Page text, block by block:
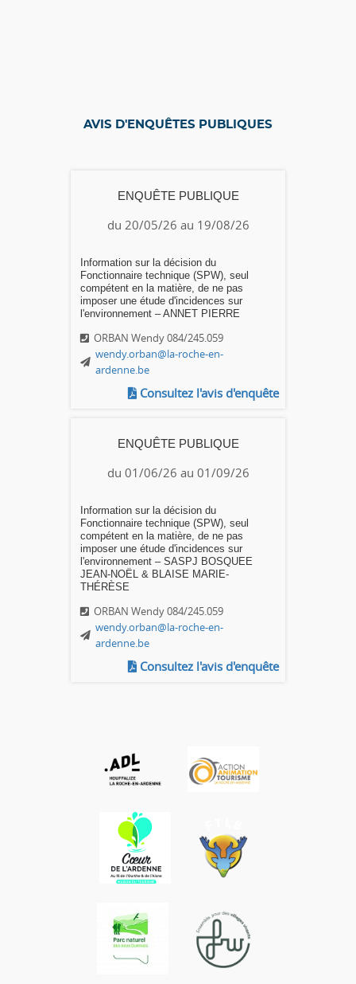
AVIS D'ENQUÊTES PUBLIQUES
ENQUÊTE PUBLIQUE
du 20/05/26 au 19/08/26
Information sur la décision du
Fonctionnaire technique (SPW), seul
compétent en la matière, de ne pas
imposer une étude d'incidences sur
l'environnement – ANNET PIERRE
ORBAN Wendy 084/245.059
wendy.orban@la-roche-en-
ardenne.be
Consultez l'avis d'enquête
ENQUÊTE PUBLIQUE
du 01/06/26 au 01/09/26
Information sur la décision du
Fonctionnaire technique (SPW), seul
compétent en la matière, de ne pas
imposer une étude d'incidences sur
l'environnement – SASPJ BOSQUEE
JEAN-NOËL & BLAISE MARIE-
THÉRÈSE
ORBAN Wendy 084/245.059
wendy.orban@la-roche-en-
ardenne.be
Consultez l'avis d'enquête